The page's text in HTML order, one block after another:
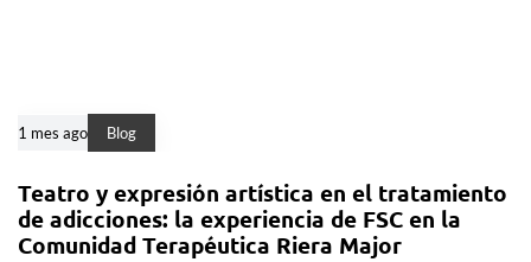
1 mes ago Blog
Teatro y expresión artística en el tratamiento
de adicciones: la experiencia de FSC en la
Comunidad Terapéutica Riera Major